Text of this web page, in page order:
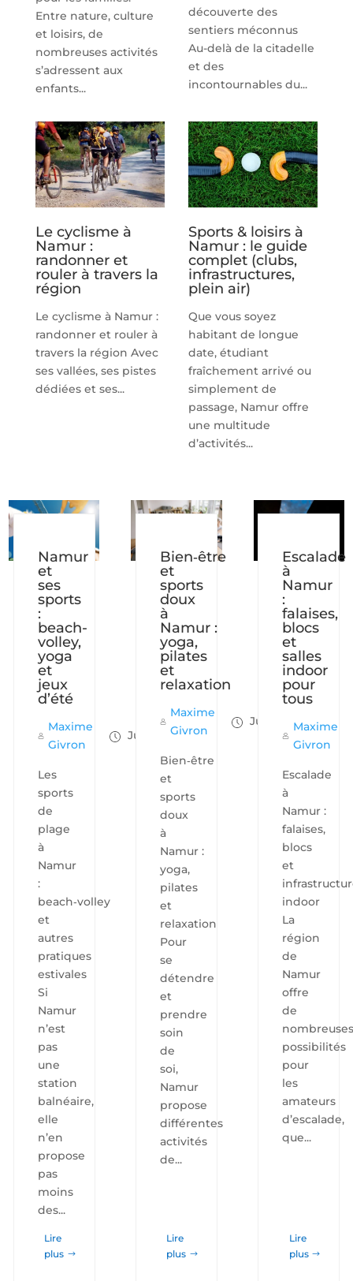
Entre nature, culture
et loisirs, de
nombreuses activités
s’adressent aux
enfants...
découverte des
sentiers méconnus
Au-delà de la citadelle
et des
incontournables du...
Le cyclisme à
Namur :
randonner et
rouler à travers la
région
Le cyclisme à Namur :
randonner et rouler à
travers la région Avec
ses vallées, ses pistes
dédiées et ses...
Sports & loisirs à
Namur : le guide
complet (clubs,
infrastructures,
plein air)
Que vous soyez
habitant de longue
date, étudiant
fraîchement arrivé ou
simplement de
passage, Namur offre
une multitude
d’activités...
Namur
et
ses
sports
:
beach-
volley,
yoga
et
jeux
d’été
Maxime
Givron
Juil 24, 2025
Les
sports
de
plage
à
Namur
:
beach‑volley
et
autres
pratiques
estivales
Si
Namur
n’est
pas
une
station
balnéaire,
elle
n’en
propose
pas
moins
des...
Lire
plus
Bien‑être
et
sports
doux
à
Namur :
yoga,
pilates
et
relaxation
Maxime
Givron
Juil 24, 2025
Bien‑être
et
sports
doux
à
Namur :
yoga,
pilates
et
relaxation
Pour
se
détendre
et
prendre
soin
de
soi,
Namur
propose
différentes
activités
de...
Lire
plus
Escalade
à
Namur
:
falaises,
blocs
et
salles
indoor
pour
tous
Maxime
Givron
Escalade
à
Namur :
falaises,
blocs
et
indoor
La
région
de
Namur
offre
de
possibilités
pour
les
amateurs
d’escalade,
que...
Lire
plus